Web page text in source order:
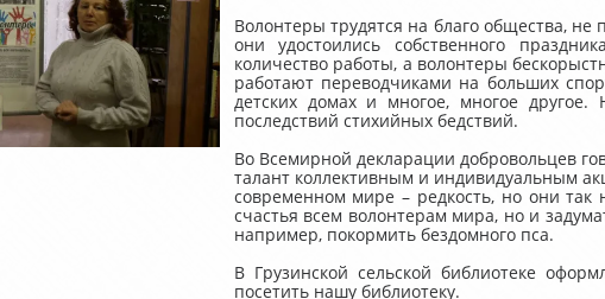
Волонтеры трудятся на благо общества,
они удостоились собственного
количество работы, а волонтеры
работают переводчиками на больших
детских домах и многое, многое
последствий стихийных бедствий.
Во Всемирной декларации добровольцев
талант коллективным и индивидуальным
современном мире – редкость, но они так
счастья всем волонтерам мира, но и
например, покормить бездомного пса.
В Грузинской сельской библиотеке
посетить нашу библиотеку.